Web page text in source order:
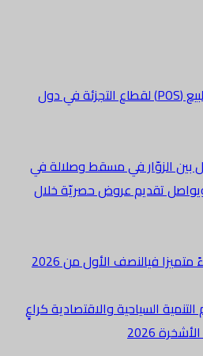
زوهو تطلق حل نقاط البيع (POS) لقطاع التجزئة في دول
بين الزوّار في مسقط وصلالة في
ويواصل تقديم عروض حصريّة خلال
فيالنصف الأول من 2026
السياحية والاقتصادية كراعٍ
2026